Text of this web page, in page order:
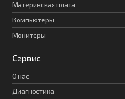
Материнская плата
Компьютеры
Мониторы
Сервис
О нас
Диагностика